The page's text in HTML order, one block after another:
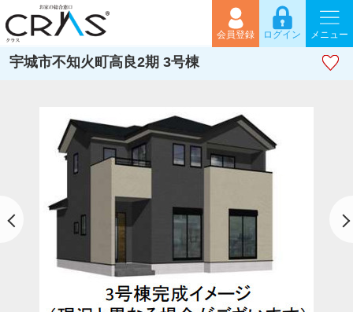
会員登録 ログイン メニュー
宇城市不知火町高良2期 3号棟